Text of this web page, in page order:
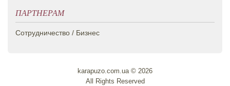
ПАРТНЕРАМ
Сотрудничество / Бизнес
karapuzo.com.ua © 2026
All Rights Reserved